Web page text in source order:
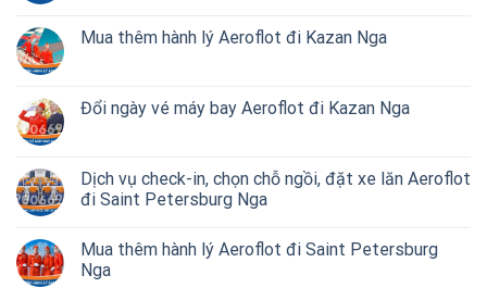
Mua thêm hành lý Aeroflot đi Kazan Nga
Đổi ngày vé máy bay Aeroflot đi Kazan Nga
Dịch vụ check-in, chọn chỗ ngồi, đặt xe lăn Aeroflot
đi Saint Petersburg Nga
Mua thêm hành lý Aeroflot đi Saint Petersburg
Nga